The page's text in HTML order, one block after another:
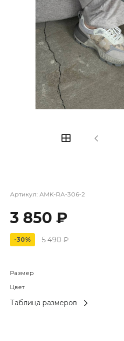
Артикул: AMK-RA-306-2
3 850 ₽
-30% 5 490 ₽
Размер
Цвет
Таблица размеров